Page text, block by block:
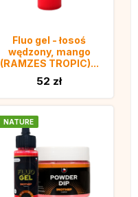
Fluo gel - łosoś
wędzony, mango
(RAMZES TROPIC)...
52 zł
NATURE